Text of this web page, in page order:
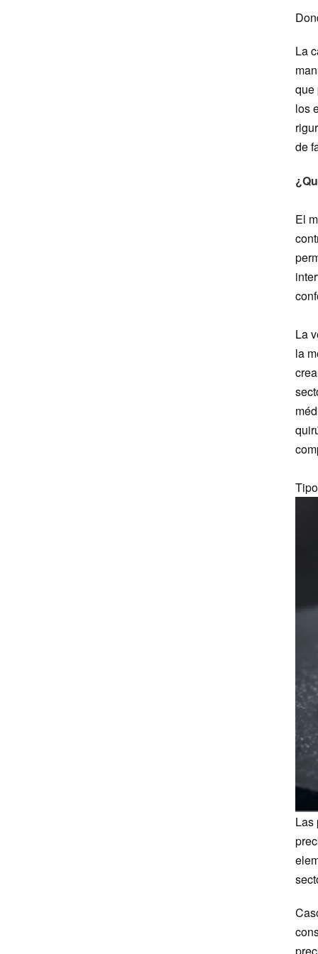
La
que
los
de
El
La
la
Las